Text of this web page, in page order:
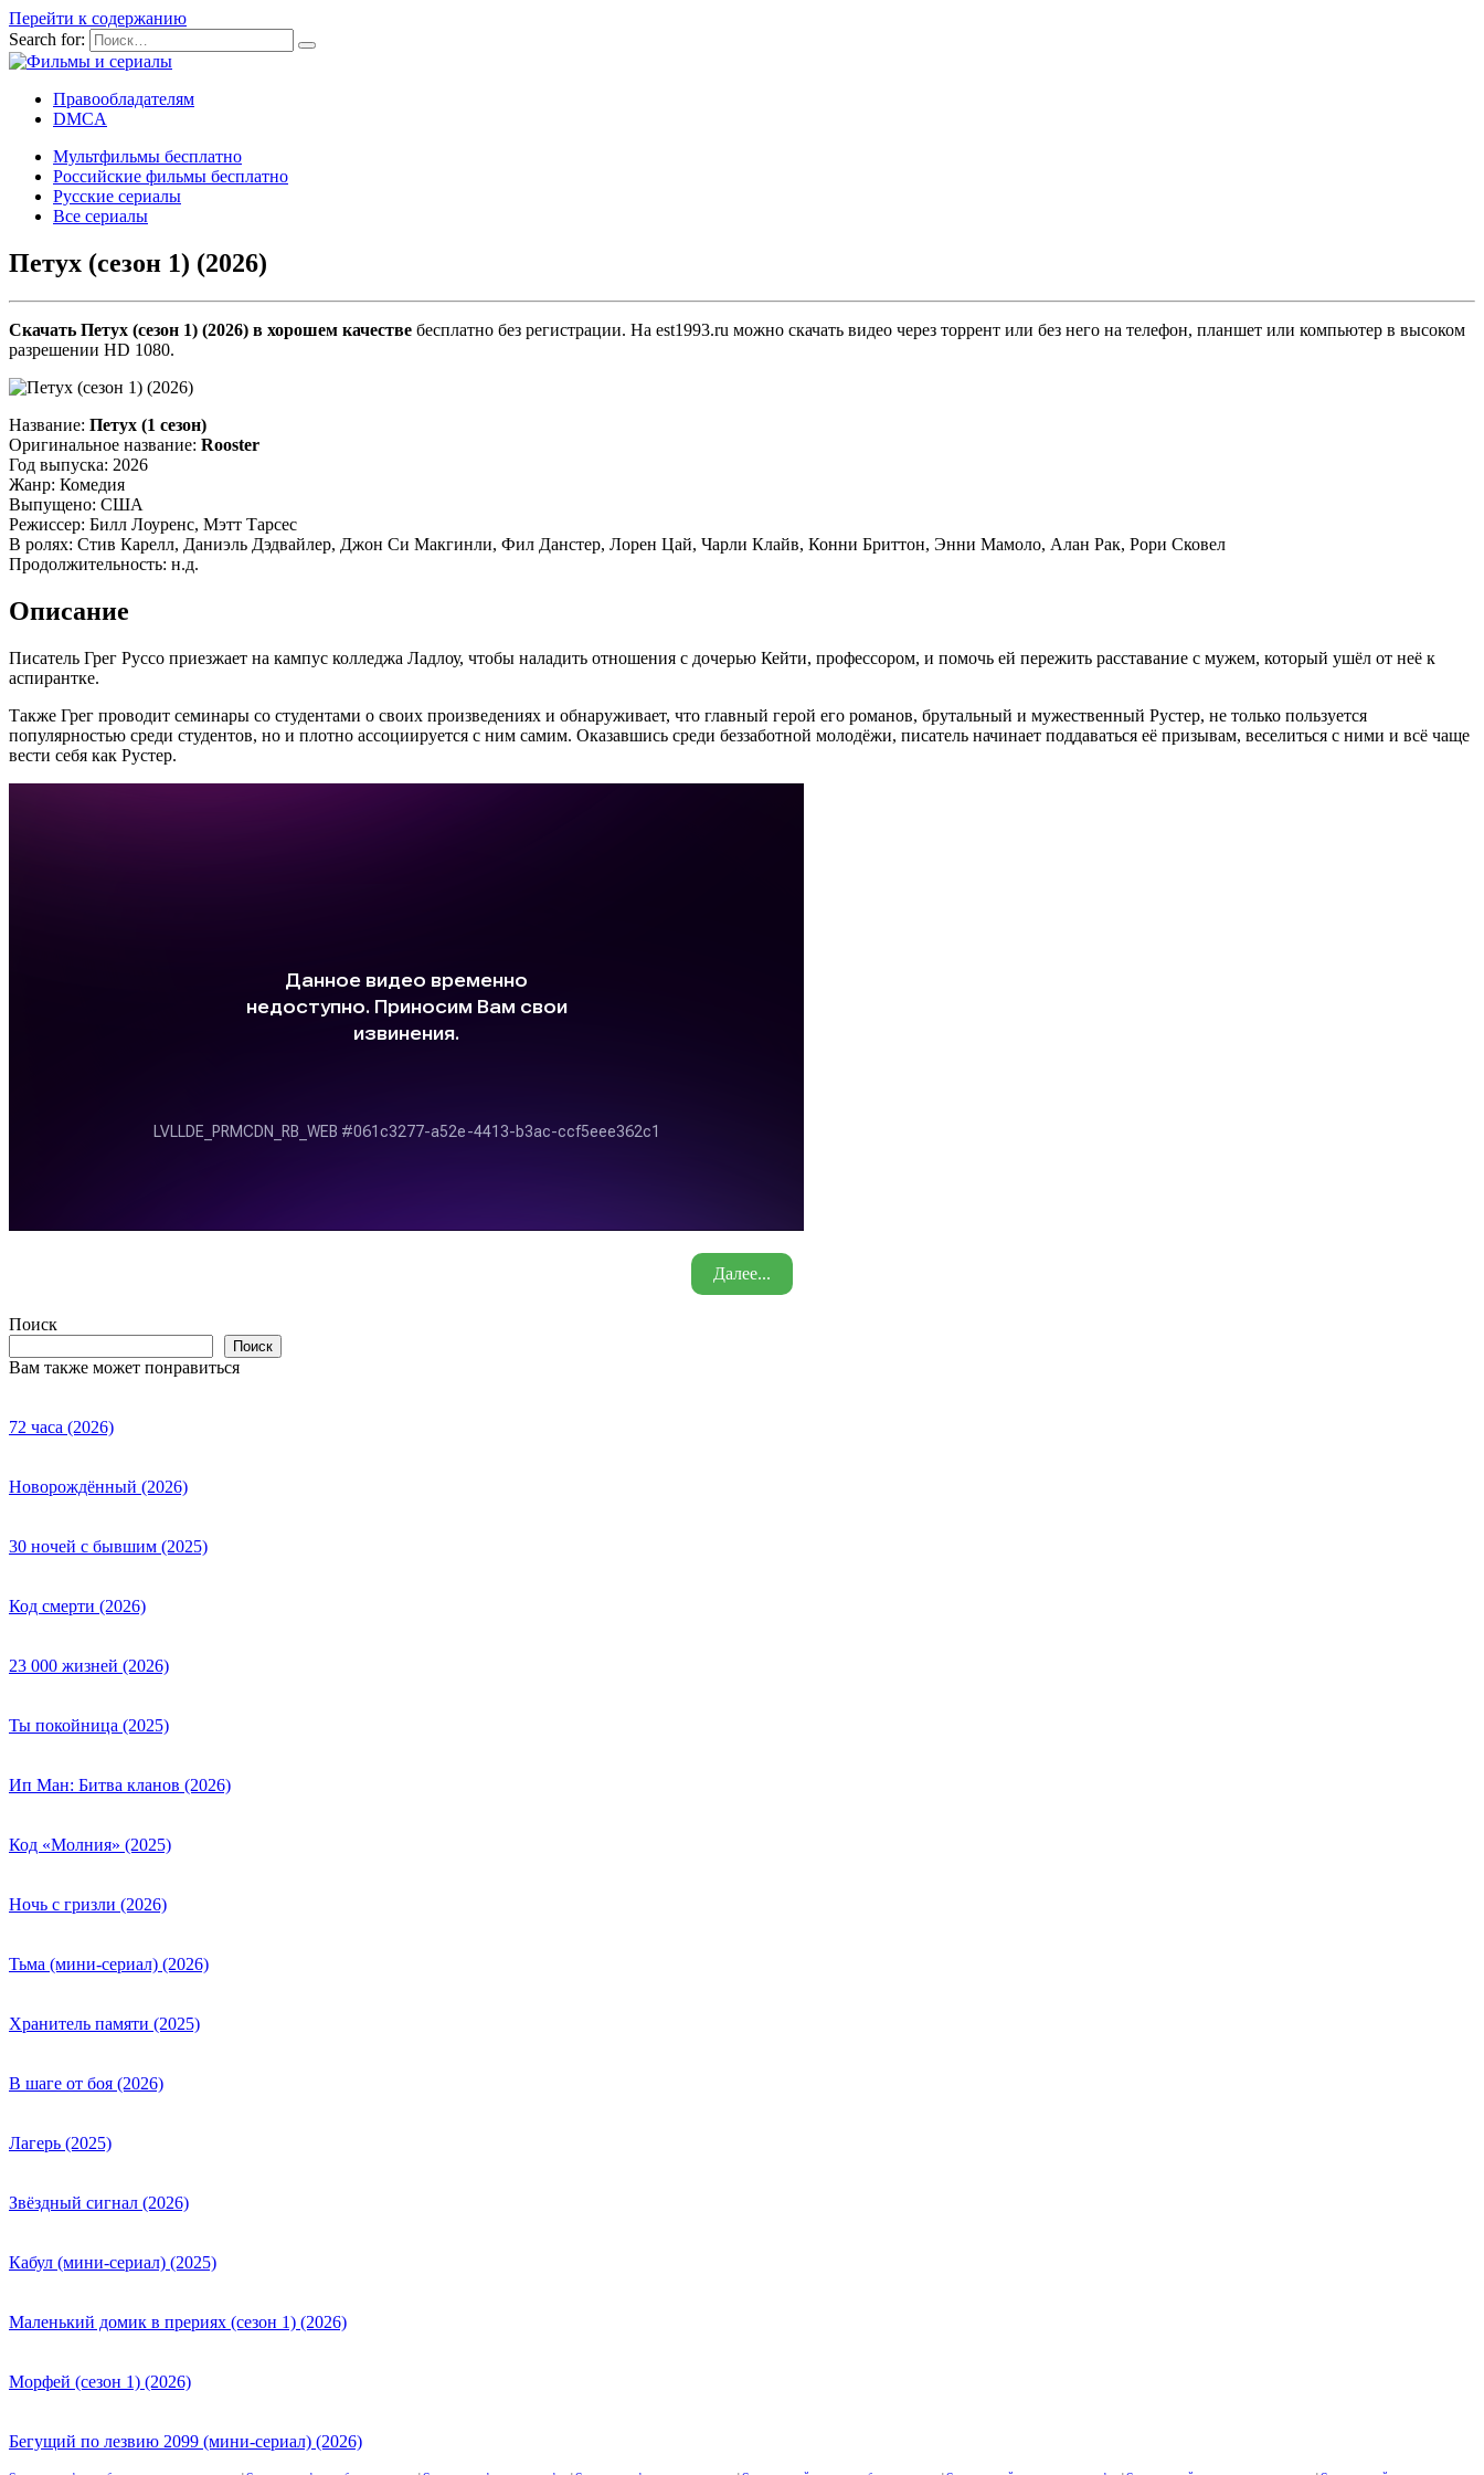
Перейти к содержанию
Search for:
Правообладателям
DMCA
Мультфильмы бесплатно
Российские фильмы бесплатно
Русские сериалы
Все сериалы
Петух (сезон 1) (2026)
Скачать Петух (сезон 1) (2026) в хорошем качестве бесплатно без регистрации. На est1993.ru можно скачать видео через торрент или без него на телефон, планшет или компьютер в высоком
разрешении HD 1080.
Название: Петух (1 сезон)
Оригинальное название: Rooster
Год выпуска: 2026
Жанр: Комедия
Выпущено: США
Режиссер: Билл Лоуренс, Мэтт Тарсес
В ролях: Стив Карелл, Даниэль Дэдвайлер, Джон Си Макгинли, Фил Данстер, Лорен Цай, Чарли Клайв, Конни Бриттон, Энни Мамоло, Алан Рак, Рори Сковел
Продолжительность: н.д.
Описание
Писатель Грег Руссо приезжает на кампус колледжа Ладлоу, чтобы наладить отношения с дочерью Кейти, профессором, и помочь ей пережить расставание с мужем, который ушёл от неё к
аспирантке.
Также Грег проводит семинары со студентами о своих произведениях и обнаруживает, что главный герой его романов, брутальный и мужественный Рустер, не только пользуется
популярностью среди студентов, но и плотно ассоциируется с ним самим. Оказавшись среди беззаботной молодёжи, писатель начинает поддаваться её призывам, веселиться с ними и всё чаще
вести себя как Рустер.
Далее...
Поиск
Поиск
Вам также может понравиться
72 часа (2026)
Новорождённый (2026)
30 ночей с бывшим (2025)
Код смерти (2026)
23 000 жизней (2026)
Ты покойница (2025)
Ип Ман: Битва кланов (2026)
Код «Молния» (2025)
Ночь с гризли (2026)
Тьма (мини-сериал) (2026)
Хранитель памяти (2025)
В шаге от боя (2026)
Лагерь (2025)
Звёздный сигнал (2026)
Кабул (мини-сериал) (2025)
Маленький домик в прериях (сезон 1) (2026)
Морфей (сезон 1) (2026)
Бегущий по лезвию 2099 (мини-сериал) (2026)